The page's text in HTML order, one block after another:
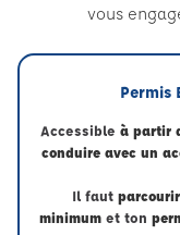
vous
Permis
Accessible à partir
conduire avec un
Il faut
minimumet ton